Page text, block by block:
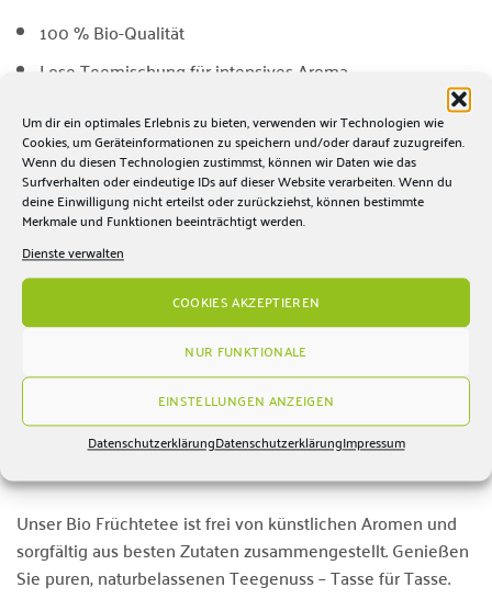
Um dir ein optimales Erlebnis zu bieten, verwenden wir Technologien wie
Cookies, um Geräteinformationen zu speichern und/oder darauf zuzugreifen.
Wenn du diesen Technologien zustimmst, können wir Daten wie das
Surfverhalten oder eindeutige IDs auf dieser Website verarbeiten. Wenn du
deine Einwilligung nicht erteilst oder zurückziehst, können bestimmte
Merkmale und Funktionen beeinträchtigt werden.
Dienste verwalten
COOKIES AKZEPTIEREN
NUR FUNKTIONALE
EINSTELLUNGEN ANZEIGEN
DatenschutzerklärungDatenschutzerklärungImpressum
100 % Bio-Qualität
Lose Teemischung für intensives Aroma
Exotisch-würzig mit fruchtiger Mandarinen-Note
Perfekt für entspannte Genussmomente
🌿 Genuss wie im Orient
Ob am Nachmittag zur Entspannung oder am Abend als
sanfter Begleiter – der Bio Früchtetee Perle des Orients
harmonische Verbindung aus erdigen Wurzeln und
fruchtig-cremigen Nuancen entführt Sie auf eine
Genussreise in den Orient.
Unser Bio Früchtetee ist frei von künstlichen Aromen und
sorgfältig aus besten Zutaten zusammengestellt. Genießen
Sie puren, naturbelassenen Teegenuss – Tasse für Tasse.